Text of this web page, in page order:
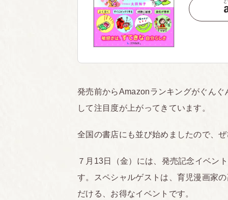
発売前からAmazonランキングがぐんぐ
して注目度が上がってきています。
全国の書店にも並び始めましたので、
７月13日（金）には、発売記念イベン
す。スペシャルゲストは、育児漫画家
だける、お得なイベントです。